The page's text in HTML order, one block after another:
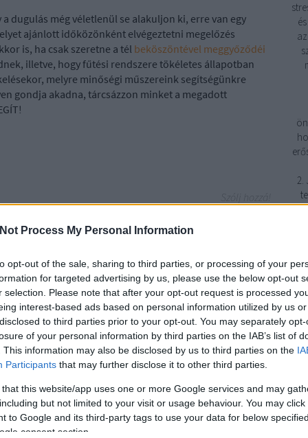
Process My Personal Information
opt-out of the sale, sharing to third parties, or processing of your
for targeted advertising by us, please use the below opt-out
selection. Please note that after your opt-out request is processed
interest-based ads based on personal information utilized by us
to third parties prior to your opt-out. You may separately
of your personal information by third parties on the IAB’s list of
This information may also be disclosed by us to third parties on the
Participants that may further disclose it to other third parties.
that this website/app uses one or more Google services and may
but not limited to your visit or usage behaviour. You may
to Google and its third-party tags to use your data for below
consent section.
dugulás még véletlenül se alakuljon ki, erre van egy
ajánlott időközönként elvégeztetni megelőzés
is, ha csak szeretne a tél beköszöntével meggyőződéi
illetve, hogy fűtési rendszere tökéletes állapotban
melyre minőségi műszereink segítségünkre
gondja akadna, tárcsázzon minket a megadott
trackback címe:
2.